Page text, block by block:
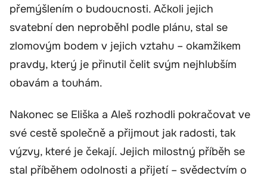
přemýšlením o budoucnosti. Ačkoli jejich
svatební den neproběhl podle plánu, stal se
zlomovým bodem v jejich vztahu – okamžikem
pravdy, který je přinutil čelit svým nejhlubším
obavám a touhám.
Nakonec se Eliška a Aleš rozhodli pokračovat ve
své cestě společně a přijmout jak radosti, tak
výzvy, které je čekají. Jejich milostný příběh se
stal příběhem odolnosti a přijetí – svědectvím o